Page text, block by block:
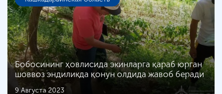
Бобосининг ҳовлисида экинларга қараб юрган
шоввоз эндиликда қонун олдида жавоб беради
9 Августа 2023